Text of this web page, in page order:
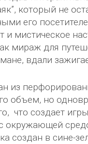
который не
его
и мистическое
мираж для
вдали
из
объем, но
что создает
с окружающей
создан в сине-